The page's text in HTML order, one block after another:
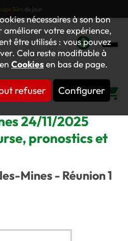
nécessaires à son bon
votre expérience,
être utilisés : vous pouvez
Cela reste modifiable à
Cookiesen bas de page.
refuser Configurer
Sûrs du jour
Mon
compte
24/11/2025
pronostics et
Mines - Réunion 1